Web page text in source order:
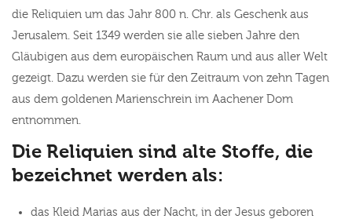
die Reliquien um das Jahr 800 n. Chr. als Geschenk aus
Jerusalem. Seit 1349 werden sie alle sieben Jahre den
Gläubigen aus dem europäischen Raum und aus aller Welt
gezeigt. Dazu werden sie für den Zeitraum von zehn Tagen
aus dem goldenen Marienschrein im Aachener Dom
entnommen.
Die Reliquien sind alte Stoffe, die
bezeichnet werden als:
das Kleid Marias aus der Nacht, in der Jesus geboren